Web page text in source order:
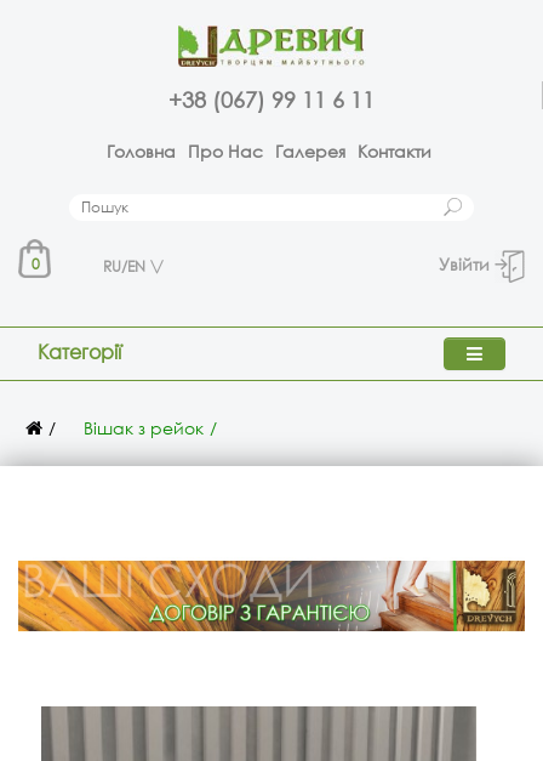
+38 (067) 99 11 6 11
Головна Про Нас Галерея Контакти
0 RU/EN Увійти
Категорії
Вішак з рейок